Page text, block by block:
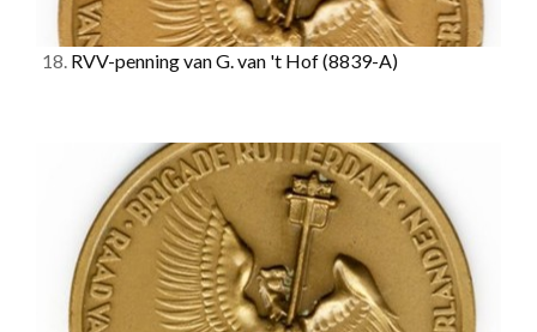
18. RVV-penning van G. van 't Hof(8839-A)